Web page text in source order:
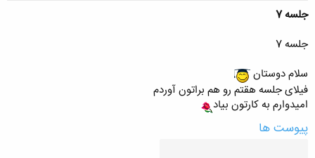
جلسه 7
جلسه 7
سلام دوستان
فیلای جلسه هقتم رو هم براتون آوردم
امیدوارم به کارتون بیاد
پیوست ها